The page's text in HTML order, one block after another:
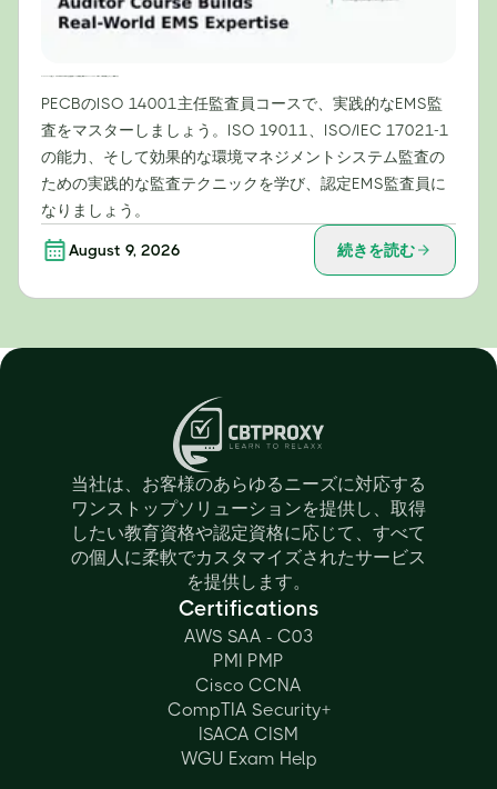
PECBのISO 14001主任監査員コースで、実践的なEMS監
査をマスターしましょう。ISO 19011、ISO/IEC 17021-1
の能力、そして効果的な環境マネジメントシステム監査の
ための実践的な監査テクニックを学び、認定EMS監査員に
なりましょう。
August 9, 2026 続きを読む
当社は、お客様のあらゆるニーズに対応する
ワンストップソリューションを提供し、取得
したい教育資格や認定資格に応じて、すべて
の個人に柔軟でカスタマイズされたサービス
を提供します。
Certifications
AWS SAA - C03
PMI PMP
Cisco CCNA
CompTIA Security+
ISACA CISM
WGU Exam Help